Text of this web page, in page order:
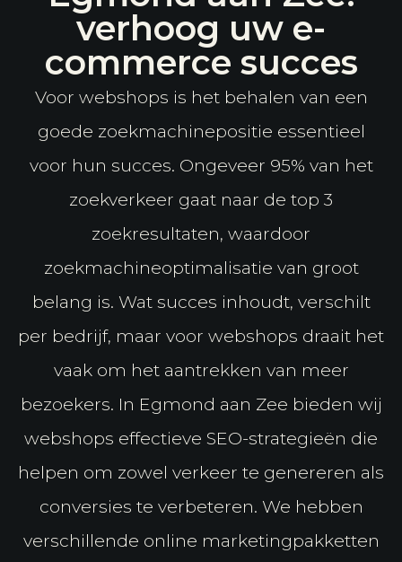
verhoog uw e-
commerce succes
Voor webshops is het behalen van een
goede zoekmachinepositie essentieel
voor hun succes. Ongeveer 95% van het
zoekverkeer gaat naar de top 3
zoekresultaten, waardoor
zoekmachineoptimalisatie van groot
belang is. Wat succes inhoudt, verschilt
per bedrijf, maar voor webshops draait het
vaak om het aantrekken van meer
bezoekers. In Egmond aan Zee bieden wij
webshops effectieve SEO-strategieën die
helpen om zowel verkeer te genereren als
conversies te verbeteren. We hebben
verschillende online marketingpakketten